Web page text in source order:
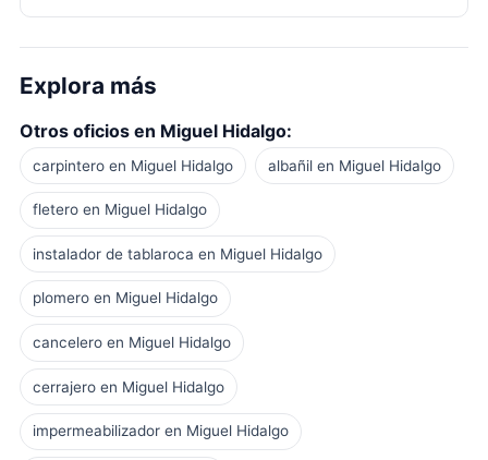
Explora más
Otros oficios en Miguel Hidalgo:
carpintero en Miguel Hidalgo albañil en Miguel Hidalgo
fletero en Miguel Hidalgo
instalador de tablaroca en Miguel Hidalgo
plomero en Miguel Hidalgo
cancelero en Miguel Hidalgo
cerrajero en Miguel Hidalgo
impermeabilizador en Miguel Hidalgo